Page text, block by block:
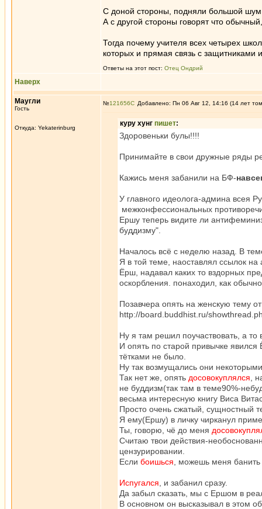
С доной стороны, подняли большой шум
А с другой стороны говорят что
Тогда почему учителя всех четырех
которых и прямая связь с защитниками
Ответы на этот пост: Отец Ондрий
Наверх
Маугли
Гость
Откуда: Yekaterinburg
№121656 Добавлено: Пн 06 Авг 12, 14:16 (14 лет
куру хунг пишет:
Здоровеньки булы!!!!
Принимайте в свои дружные ряды
Кажись меня забанили на БФ-
У главного идеолога-админа всея
межконфессиональных
Ершу теперь видите ли
буддизму".
Началось всё с неделю назад. В
Я в той теме, наоставлял ссылок
Ёрш, надавал каких то вздорных
оскорбления. понаходил, как
Позавчера опять на женскую тему
http://board.buddhist.ru/
Ну я там решил поучаствовать, а
И опять по старой привычке
тётками не было.
Ну так возмущались они
Так нет же, опять доcовокуплялся ,
не буддизм(так там в теме90%-
весьма интересную книгу Виса
Просто очень сжатый, сущностный
Я ему(Ершу) в личку чирканул
Ты, говорю, чё до меня
Считаю твои действия-
цензурировании.
Если боишься , можешь меня банить
Испугался , и забанил сразу.
Да забыл сказать, мы с Ершом в
В основном он высказывал в этом